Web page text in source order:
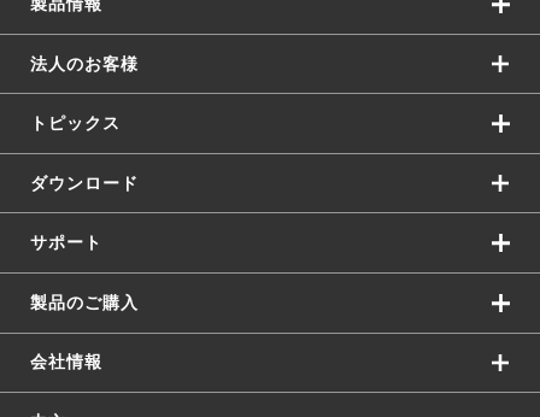
製品情報
法人のお客様
トピックス
ダウンロード
サポート
製品のご購入
会社情報